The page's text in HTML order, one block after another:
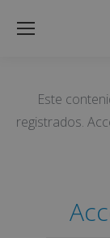
Este
registrados.